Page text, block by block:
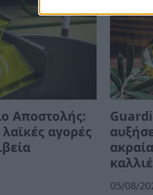
Αποστολής:
λαϊκές αγορές
05/08/